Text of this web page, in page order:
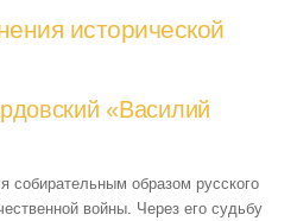
исторической
«Василий
собирательным образом русского
войны. Через его судьбу